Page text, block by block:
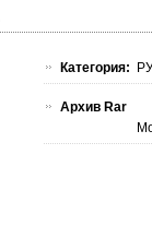
Категория:
Архив Rar